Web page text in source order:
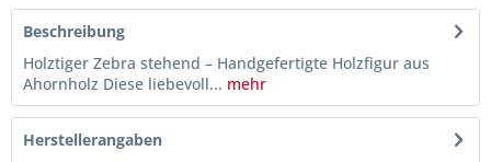
Beschreibung
Holztiger Zebra stehend – Handgefertigte Holzfigur aus
Ahornholz Diese liebevoll... mehr
Herstellerangaben